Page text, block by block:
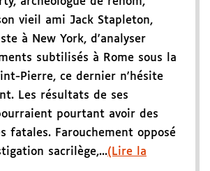
vieil ami Jack Stapleton,
à New York, d'analyser
subtilisés à Rome sous la
Pierre, ce dernier n'hésite
Les résultats de ses
pourtant avoir des
fatales. Farouchement opposé
sacrilège,...(Lire la